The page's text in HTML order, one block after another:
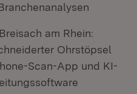
in neuem Fenster)
, Breisach am Rhein:
Ohrstöpsel
Scan-App und KI-